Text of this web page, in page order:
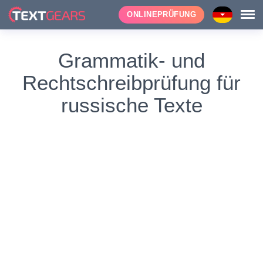
ONLINEPRÜFUNG
Grammatik- und
Rechtschreibprüfung für
russische Texte